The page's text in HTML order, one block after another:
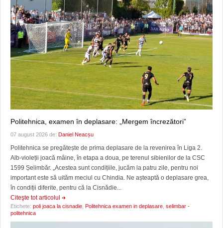
Politehnica, examen în deplasare: „Mergem încrezători”
07 august 2026 de: Daniel Neacșu
Politehnica se pregătește de prima deplasare de la revenirea în Liga 2.
Alb-violeții joacă mâine, în etapa a doua, pe terenul sibienilor de la CSC
1599 Șelimbăr. „Acestea sunt condițiile, jucăm la patru zile, pentru noi
important este să uităm meciul cu Chindia. Ne așteaptă o deplasare grea,
în condiții diferite, pentru că la Cisnădie...
Citeşte tot articolul
Etichete: poli joaca la cisnadie Politehnica examen in deplasare selimbar -
politehnica